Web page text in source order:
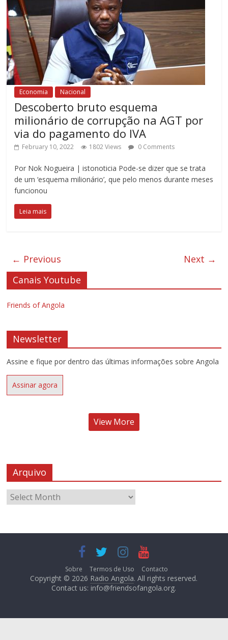
Economia Nacional
Descoberto bruto esquema
milionário de corrupção na AGT por
via do pagamento do IVA
February 10, 2022 1802 Views 0 Comments
Por Nok Nogueira | istonoticia Pode-se dizer que se trata
de um ‘esquema milionário’, que pelo menos durante meses
funcionou
Leia mais
← Previous
Next →
Canais Youtube
Friends of Angola
Newsletter
Assine e fique por dentro das últimas informações sobre Angola
Assinar agora
View More
Arquivo
Sobre Termos de Uso Contacto
Copyright © 2026 Radio Angola. All rights reserved.
Contact us: info@friendsofangola.org.